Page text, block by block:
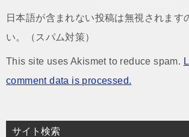
日本語が含まれない投稿は無視されます
い。（スパム対策）
This site uses Akismet to reduce spam.
comment data is processed.
サイト検索